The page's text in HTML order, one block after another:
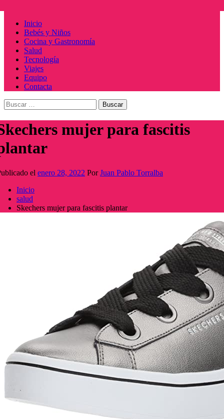
Menú
principal
Inicio
Bebés y Niños
Cocina y Gastronomía
Salud
Tecnología
Viajes
Equipo
Contacta
Buscar:
mujer para fascitis
el enero 28, 2022 PorJuan Pablo Torralba
Inicio
salud
Skechers mujer para fascitis plantar